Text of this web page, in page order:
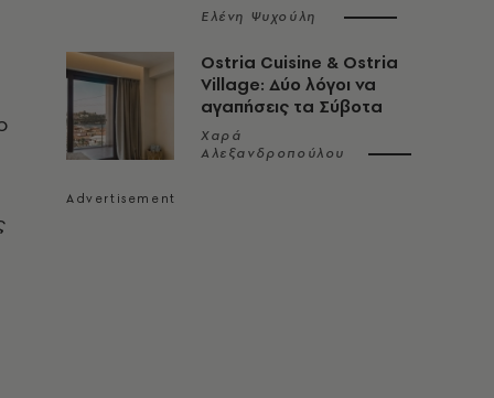
Ελένη Ψυχούλη
Ostria Cuisine & Ostria
Village: Δύο λόγοι να
αγαπήσεις τα Σύβοτα
Χαρά
Αλεξανδροπούλου